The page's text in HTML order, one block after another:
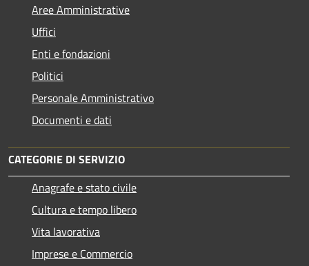
Aree Amministrative
Uffici
Enti e fondazioni
Politici
Personale Amministrativo
Documenti e dati
CATEGORIE DI SERVIZIO
Anagrafe e stato civile
Cultura e tempo libero
Vita lavorativa
Imprese e Commercio